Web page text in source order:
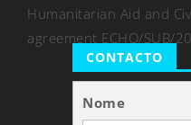
Humanitarian Aid and
agreement ECHO/SUB/
CONTACTO
Nome